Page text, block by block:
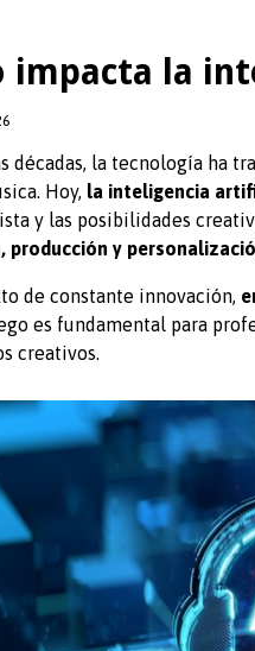
impacta la
décadas, la tecnología ha
Hoy, la inteligencia
y las posibilidades
producción y
de constante innovación,
es fundamental para
creativos.